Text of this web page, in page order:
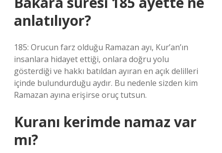
anlatılıyor?
185: Orucun farz olduğu Ramazan ayı, Kur’an’ın
insanlara hidayet ettiği, onlara doğru yolu
gösterdiği ve hakkı batıldan ayıran en açık delilleri
içinde bulundurduğu aydır. Bu nedenle sizden kim
Ramazan ayına erişirse oruç tutsun.
Kuranı kerimde namaz var
mı?